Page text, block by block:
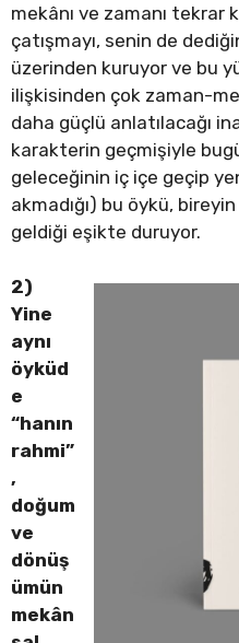
mekânı ve zamanı tekrar
çatışmayı, senin de
üzerinden kuruyor ve bu
ilişkisinden çok zaman-
daha güçlü anlatılacağı
karakterin geçmişiyle
geleceğinin iç içe geçip
akmadığı) bu öykü,
geldiği eşikte duruyor.
2)
Yine
aynı
öyküd
e
“hanın
rahmi”
,
doğum
ve
dönüş
ümün
mekân